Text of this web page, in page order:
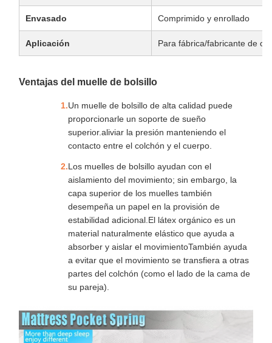
Envasado Comprimido y enrollado
Aplicación Para fábrica/fabricante de
Ventajas del muelle de bolsillo
Un muelle de bolsillo de alta calidad puede
proporcionarle un soporte de sueño
superior.aliviar la presión manteniendo el
contacto entre el colchón y el cuerpo.
Los muelles de bolsillo ayudan con el
aislamiento del movimiento; sin embargo, la
capa superior de los muelles también
desempeña un papel en la provisión de
estabilidad adicional.El látex orgánico es un
material naturalmente elástico que ayuda a
absorber y aislar el movimientoTambién ayuda
a evitar que el movimiento se transfiera a otras
partes del colchón (como el lado de la cama de
su pareja).